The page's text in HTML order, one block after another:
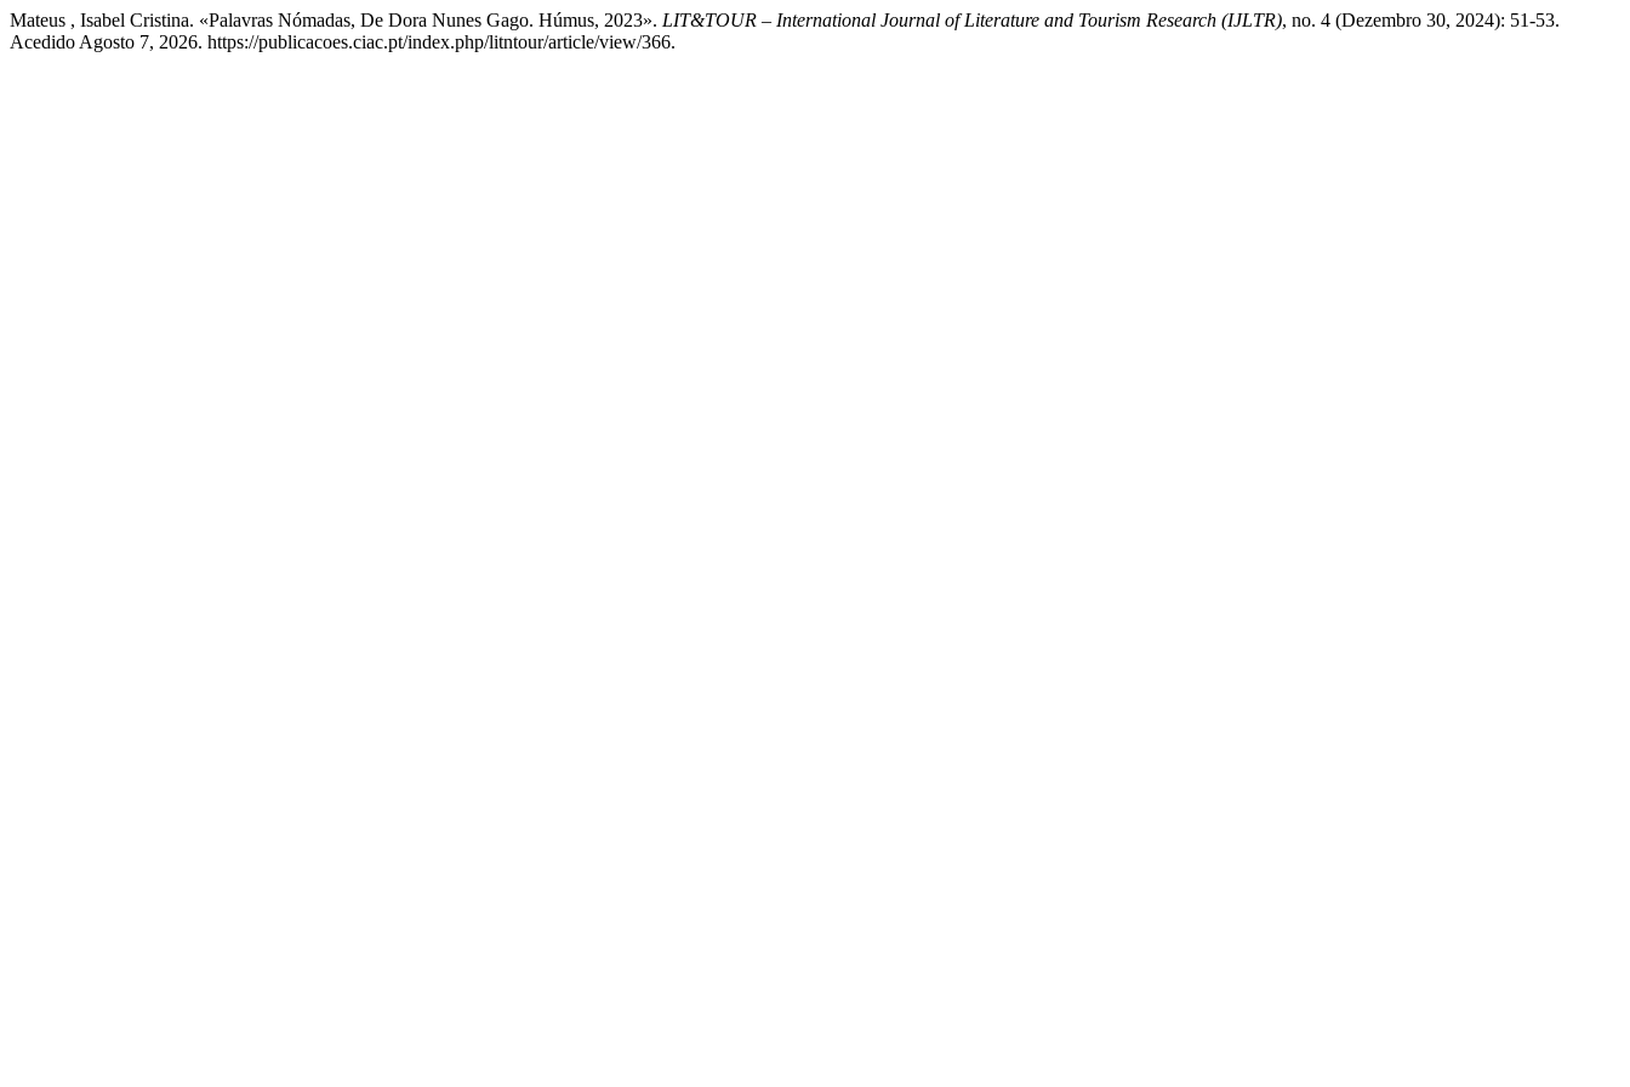
Mateus , Isabel Cristina. «Palavras Nómadas, De Dora Nunes Gago. Húmus, 2023». LIT&TOUR – International Journal of Literature and Tourism Research (IJLTR), no. 4 (Dezembro 30, 2024): 51-53.
Acedido Agosto 7, 2026. https://publicacoes.ciac.pt/index.php/litntour/article/view/366.